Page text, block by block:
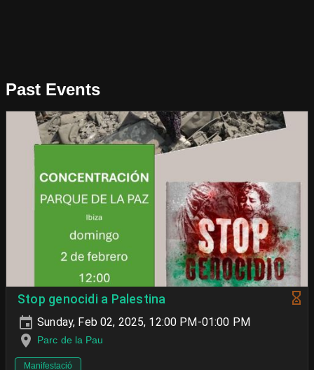
Past Events
Stop genocidi a Palestina
Sunday, Feb 02, 2025, 12:00 PM-01:00 PM
Parc de la Pau
Manifestació